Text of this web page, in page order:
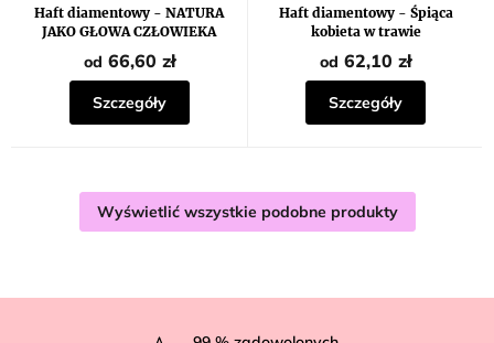
Haft diamentowy - NATURA
JAKO GŁOWA CZŁOWIEKA
od 66,60 zł
Szczegóły
Haft diamentowy - Śpiąca
kobieta w trawie
od 62,10 zł
Szczegóły
Wyświetlić wszystkie podobne produkty